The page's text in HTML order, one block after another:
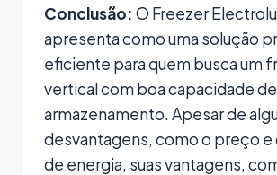
Conclusão: O Freezer
apresenta como uma solução
eficiente para quem busca um
vertical com boa capacidade de
armazenamento. Apesar de
desvantagens, como o preço e
de energia, suas vantagens,